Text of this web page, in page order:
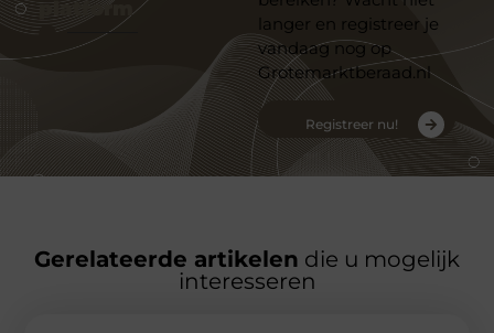
platform
langer en registreer je
vandaag nog op
Grotemarktberaad.nl
Registreer nu!
Gerelateerde artikelen die u mogelijk
interesseren